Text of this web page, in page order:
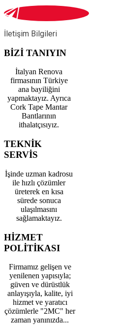
İletişim Bilgileri
BİZİ TANIYIN
İtalyan Renova
firmasının Türkiye
ana bayiliğini
yapmaktayız. Ayrıca
Cork Tape Mantar
Bantlarının
ithalatçısıyız.
TEKNİK
SERVİS
İşinde uzman kadrosu
ile hızlı çözümler
üreterek en kısa
sürede sonuca
ulaşılmasını
sağlamaktayız.
HİZMET
POLİTİKASI
Firmamız gelişen ve
yenilenen yapısıyla;
güven ve dürüstlük
anlayışıyla, kalite, iyi
hizmet ve yaratıcı
çözümlerle "2MC" her
zaman yanınızda...